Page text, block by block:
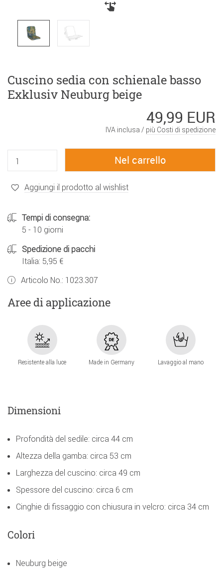
Cuscino sedia con schienale basso
Exklusiv Neuburg beige
49,99 EUR
IVA inclusa / più Costi di spedizione
Aggiungi il prodotto al wishlist
Tempi di consegna:
5 - 10 giorni
Spedizione di pacchi
Italia: 5,95 €
Articolo No.: 1023.307
Aree di applicazione
Resistente alla luce Made in Germany Lavaggio al mano
Dimensioni
Profondità del sedile: circa 44 cm
Altezza della gamba: circa 53 cm
Larghezza del cuscino: circa 49 cm
Spessore del cuscino: circa 6 cm
Cinghie di fissaggio con chiusura in velcro: circa 34 cm
Colori
Neuburg beige